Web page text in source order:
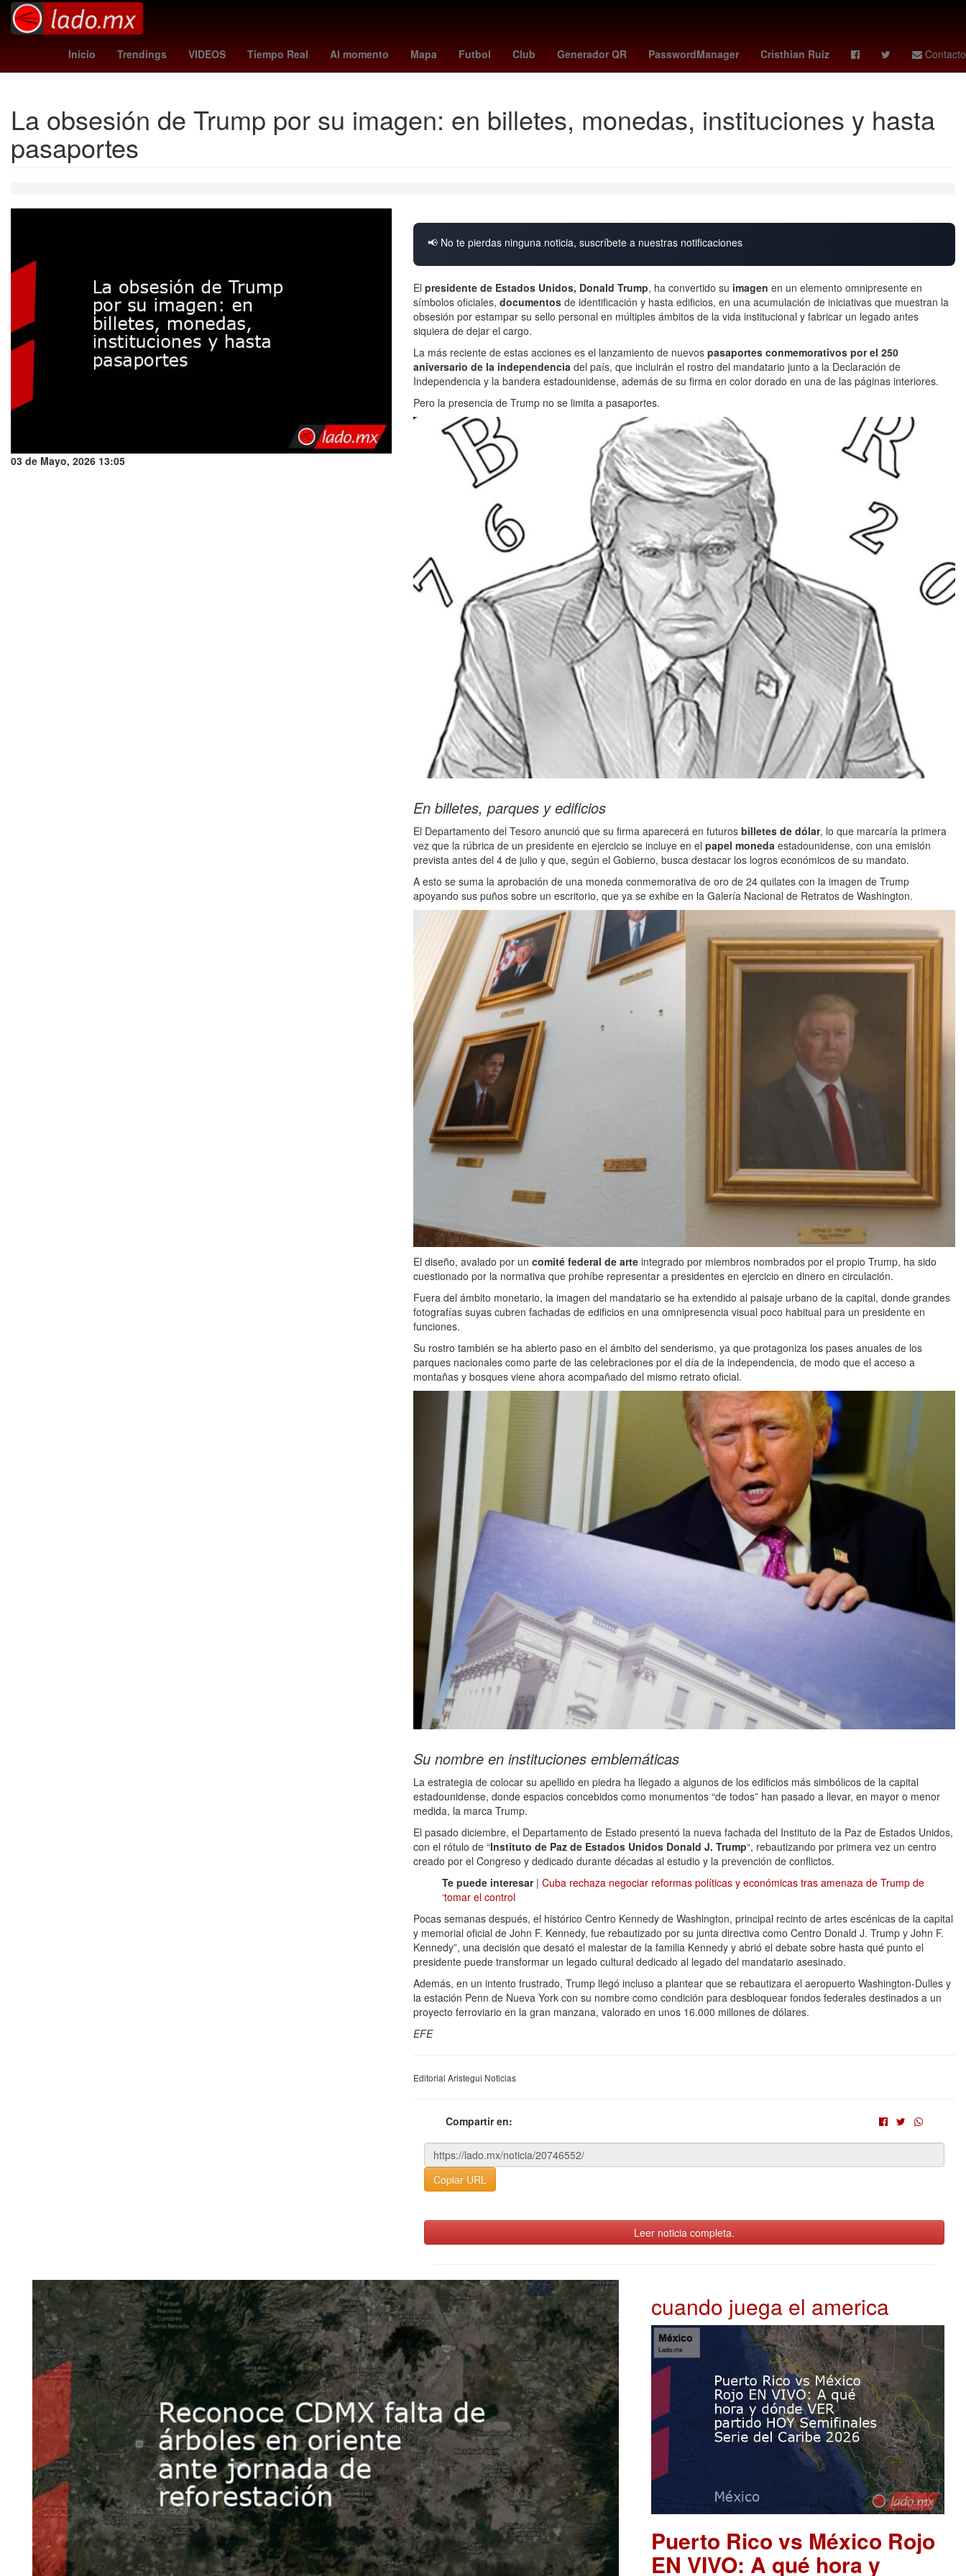
Inicio Trendings VIDEOS Tiempo Real Al momento Mapa Futbol Club Generador QR PasswordManager Cristhian Ruiz Contacto
santa misa estudiantes vs independiente Houston Rockets Dallas Cowboys minnesota - juárez Stephen Curry curry Deadpool botafogo vs 26 de julio
La obsesión de Trump por su imagen: en billetes, monedas, instituciones y hasta
pasaportes
03 de Mayo, 2026 13:05
📢 No te pierdas ninguna noticia, suscríbete a nuestras notificaciones
El presidente de Estados Unidos, Donald Trump, ha convertido su imagen en un elemento omnipresente en
símbolos oficiales, documentos de identificación y hasta edificios, en una acumulación de iniciativas que muestran la
obsesión por estampar su sello personal en múltiples ámbitos de la vida institucional y fabricar un legado antes
siquiera de dejar el cargo.
La más reciente de estas acciones es el lanzamiento de nuevos pasaportes conmemorativos por el 250
aniversario de la independencia del país, que incluirán el rostro del mandatario junto a la Declaración de
Independencia y la bandera estadounidense, además de su firma en color dorado en una de las páginas interiores.
Pero la presencia de Trump no se limita a pasaportes.
En billetes, parques y edificios
El Departamento del Tesoro anunció que su firma aparecerá en futuros billetes de dólar, lo que marcaría la primera
vez que la rúbrica de un presidente en ejercicio se incluye en el papel moneda estadounidense, con una emisión
prevista antes del 4 de julio y que, según el Gobierno, busca destacar los logros económicos de su mandato.
A esto se suma la aprobación de una moneda conmemorativa de oro de 24 quilates con la imagen de Trump
apoyando sus puños sobre un escritorio, que ya se exhibe en la Galería Nacional de Retratos de Washington.
El diseño, avalado por un comité federal de arte integrado por miembros nombrados por el propio Trump, ha sido
cuestionado por la normativa que prohíbe representar a presidentes en ejercicio en dinero en circulación.
Fuera del ámbito monetario, la imagen del mandatario se ha extendido al paisaje urbano de la capital, donde grandes
fotografías suyas cubren fachadas de edificios en una omnipresencia visual poco habitual para un presidente en
funciones.
Su rostro también se ha abierto paso en el ámbito del senderismo, ya que protagoniza los pases anuales de los
parques nacionales como parte de las celebraciones por el día de la independencia, de modo que el acceso a
montañas y bosques viene ahora acompañado del mismo retrato oficial.
Su nombre en instituciones emblemáticas
La estrategia de colocar su apellido en piedra ha llegado a algunos de los edificios más simbólicos de la capital
estadounidense, donde espacios concebidos como monumentos “de todos” han pasado a llevar, en mayor o menor
medida, la marca Trump.
El pasado diciembre, el Departamento de Estado presentó la nueva fachada del Instituto de la Paz de Estados Unidos,
con el rótulo de “Instituto de Paz de Estados Unidos Donald J. Trump“, rebautizando por primera vez un centro
creado por el Congreso y dedicado durante décadas al estudio y la prevención de conflictos.
Te puede interesar| Cuba rechaza negociar reformas políticas y económicas tras amenaza de Trump de
‘tomar el control
Pocas semanas después, el histórico Centro Kennedy de Washington, principal recinto de artes escénicas de la capital
y memorial oficial de John F. Kennedy, fue rebautizado por su junta directiva como Centro Donald J. Trump y John F.
Kennedy”, una decisión que desató el malestar de la familia Kennedy y abrió el debate sobre hasta qué punto el
presidente puede transformar un legado cultural dedicado al legado del mandatario asesinado.
Además, en un intento frustrado, Trump llegó incluso a plantear que se rebautizara el aeropuerto Washington-Dulles y
la estación Penn de Nueva York con su nombre como condición para desbloquear fondos federales destinados a un
proyecto ferroviario en la gran manzana, valorado en unos 16.000 millones de dólares.
EFE
Editorial Aristegui Noticias
Compartir en:
Copiar URL
Leer noticia completa.
cuando juega el america
Puerto Rico vs México Rojo
EN VIVO: A qué hora y